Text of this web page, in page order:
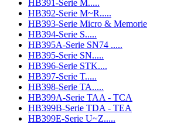
HB391-Serie M.....
HB392-Serie M~R.....
HB393-Serie Micro & Memorie
HB394-Serie S.....
HB395A-Serie SN74 .....
HB395-Serie SN.....
HB396-Serie STK....
HB397-Serie T.....
HB398-Serie TA.....
HB399A-Serie TAA - TCA
HB399B-Serie TDA - TEA
HB399E-Serie U~Z.....